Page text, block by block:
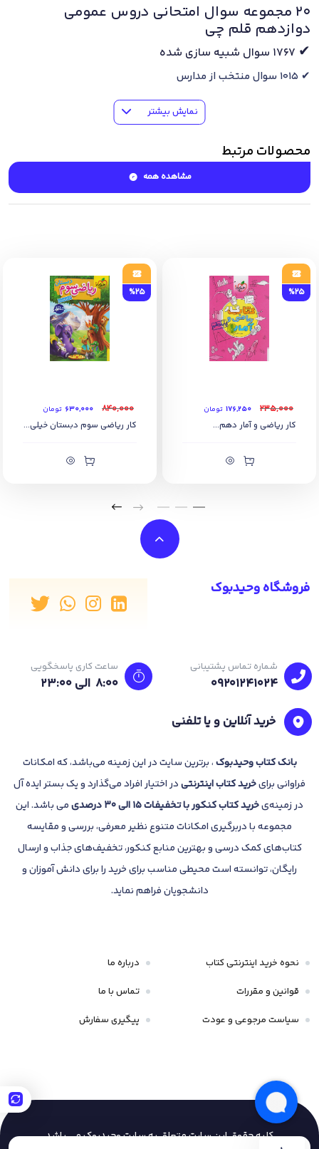
20 مجموعه سوال امتحانی دروس عمومی
دوازدهم قلم چی
✔
✔ 1015 سوال منتخب از مدارس
✔ 284 سوال عربی
✔ 257 سوال زبان انگلیسی
نمایش بیشتر
محصولات مرتبط
مشاهده همه
%25
۲۳۵,۰۰۰ ۱۷۶,۲۵۰ تومان
کار ریاضی و آمار دهم...
%25
۸۴۰,۰۰۰ ۶۳۰,۰۰۰ تومان
کار ریاضی سوم دبستان خیلی...
فروشگاه وحیدبوک
شماره تماس پشتیبانی
09201241024
ساعت کاری پاسخگویی
8:00 الی 23:۰۰
خرید آنلاین و یا تلفنی
بانککتاب وحیدبوک، برترین سایت در این زمینه می‌باشد، که امکانات
فراوانی برایخرید کتاباینترنتیدر اختیار افراد می‌گذارد و یک بستر ایده آل
در زمینه‌یخرید کتاب کنکور با تخفیفات 15 الی 30 درصدی
می باشد. این
مجموعه با دربرگیری امکانات متنوع نظیر معرفی، بررسی و مقایسه
کتاب‌های کمک درسی و بهترین منابع کنکور، تخفیف‌های جذاب و ارسال
رایگان، توانسته است محیطی مناسب برای خرید را برای دانش آموزان و
دانشجویان فراهم نماید.
نحوه خرید اینترنتی کتاب
قوانین و مقررات
سیاست مرجوعی و عودت
درباره ما
تماس با ما
پیگیری سفارش
کلیه حقوق این سایت متعلق به سایت وحیدبوکمی باشد